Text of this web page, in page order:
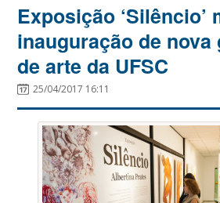
Exposição ‘Silêncio’
inauguração de nova
de arte da UFSC
25/04/2017 16:11